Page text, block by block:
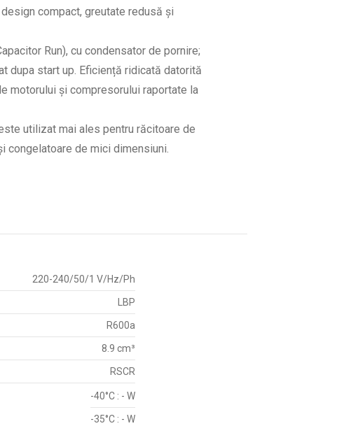
compact, greutate redusă și
Run), cu condensator de pornire;
dupa start up. Eficiență ridicată datorită
motorului și compresorului raportate la
utilizat mai ales pentru răcitoare de
congelatoare de mici dimensiuni.
220-240/50/1 V/Hz/Ph
LBP
R600a
8.9 cm³
RSCR
-40°C : - W
-35°C : - W